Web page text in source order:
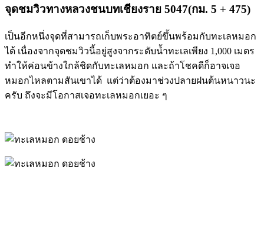
จุดชมวิวทางหลวงชนบทเชียงราย 5047(กม. 5 + 475)
เป็นอีกหนึ่งจุดที่สามารถเก็บพระอาทิตย์ขึ้นพร้อมกับทะเลหมอก
ได้ เนื่องจากจุดชมวิวนี้อยู่สูงจากระดับน้ำทะเลเพียง 1,000 เมตร
ทำให้ค่อนข้างใกล้ชิดกับทะเลหมอก และถ้าโชคดีก็อาจเจอ
หมอกไหลตามสันเขาได้ แต่ว่าต้องมาช่วงปลายฝนต้นหนาวนะ
ครับ ถึงจะมีโอกาสเจอทะเลหมอกเยอะ ๆ